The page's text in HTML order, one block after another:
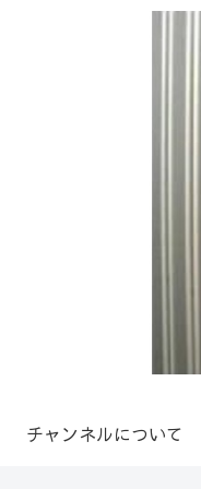
チャンネルについて